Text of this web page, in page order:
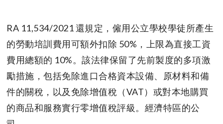
RA 11,534/2021 還規定，僱用公立學校學徒所產生
的勞動培訓費用可額外扣除 50%，上限為直接工資
費用總額的 10%。該法律保留了先前製度的多項激
勵措施，包括免除進口合格資本設備、原材料和備
件的關稅，以及免除增值稅（VAT）或對本地購買
的商品和服務實行零增值稅評級。經濟特區的公